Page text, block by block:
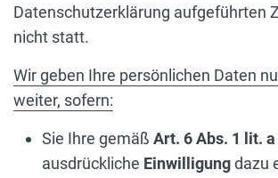
Datenschutzerklärung aufgeführten
nicht statt.
Wir geben Ihre persönlichen Daten
weiter, sofern:
Sie Ihre gemäß Art. 6 Abs. 1 lit. a
ausdrückliche Einwilligungdazu